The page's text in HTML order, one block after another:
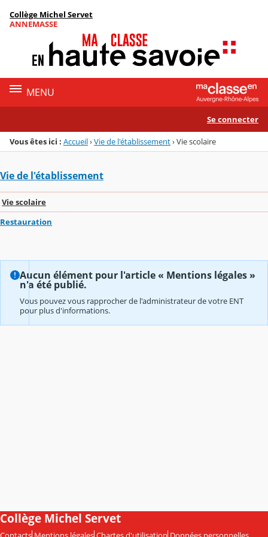
Menu de la rubrique
Contenu
Collège Michel Servet
ANNEMASSE
MENU
Se connecter
Vous êtes ici : Accueil›Vie de l'établissement›Vie scolaire
Vie de l'établissement
Vie scolaire
Restauration
Aucun élément pour l'article « Mentions légales »
n'a été publié.
Vous pouvez vous rapprocher de l'administrateur de votre ENT
pour plus d'informations.
Collège Michel Servet